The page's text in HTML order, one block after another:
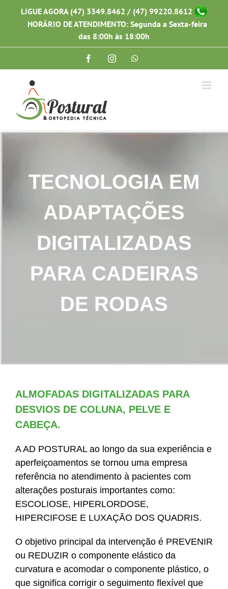
LIGUE AGORA (47) 3349.8462 / (47) 99220.8612
HORÁRIO DE ATENDIMENTO: Segunda a Sexta-feira
das 8:00h às 18:00h
FacebookInstagram
TECNOLOGIA EM
ADAPTAÇÕES
DIGITALIZADAS
PARA CADEIRAS
DE RODAS
ALMOFADAS DIGITALIZADAS PARA
DESVIOS DE COLUNA, PELVE E
CABEÇA.
A AD POSTURAL ao longo da sua experiência e
aperfeiçoamentos se tornou uma empresa
referência no atendimento à pacientes com
alterações posturais importantes como:
ESCOLIOSE, HIPERLORDOSE,
HIPERCIFOSE E LUXAÇÃO DOS QUADRIS.
O objetivo principal da intervenção é PREVENIR
ou REDUZIR o componente elástico da
curvatura e acomodar o componente plástico, o
que significa corrigir o seguimento flexível que